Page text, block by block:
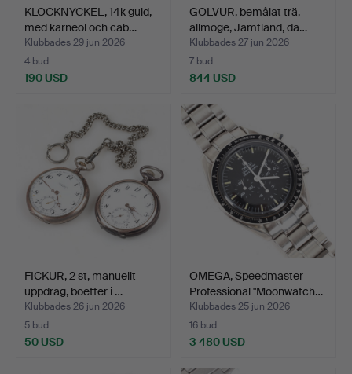
KLOCKNYCKEL, 14k guld,
med karneol och cab…
Klubbades 29 jun 2026
4 bud
190 USD
GOLVUR, bemålat trä,
allmoge, Jämtland, da…
Klubbades 27 jun 2026
7 bud
844 USD
FICKUR, 2 st, manuellt
uppdrag, boetter i …
Klubbades 26 jun 2026
5 bud
50 USD
OMEGA, Speedmaster
Professional "Moonwatch…
Klubbades 25 jun 2026
16 bud
3 480 USD